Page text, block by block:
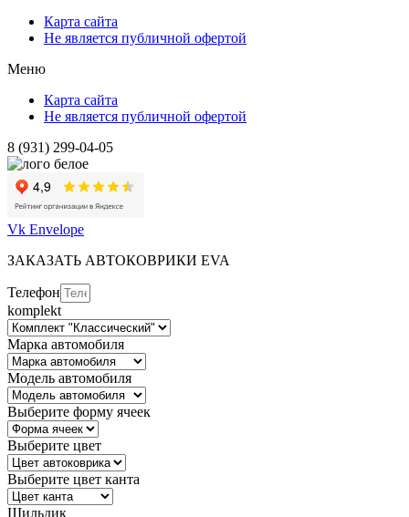
Карта сайта
Не является публичной офертой
Меню
Карта сайта
Не является публичной офертой
8 (931) 299-04-05
Vk Envelope
ЗАКАЗАТЬ АВТОКОВРИКИ EVA
Телефон
komplekt
Марка автомобиля
Модель автомобиля
Выберите форму ячеек
Выберите цвет
Выберите цвет канта
Шильдик